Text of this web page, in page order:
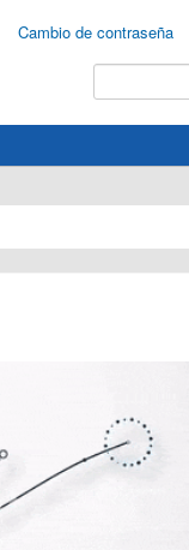
Cambio de contraseña